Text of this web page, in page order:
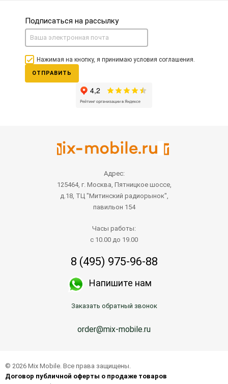
Подписаться на рассылку
Нажимая на кнопку, я принимаю условия соглашения.
ОТПРАВИТЬ
Адрес:
125464, г. Москва, Пятницкое шоссе,
д.18, ТЦ "Митинский радиорынок",
павильон 154
Часы работы:
с 10.00 до 19.00
8 (495) 975-96-88
Напишите нам
Заказать обратный звонок
order@mix-mobile.ru
© 2026 Mix Mobile. Все права защищены.
Договор публичной оферты о продаже товаров